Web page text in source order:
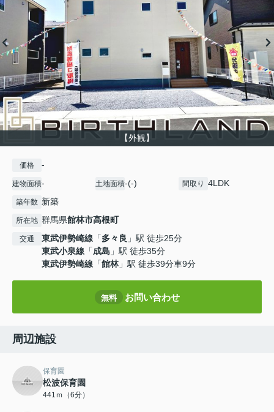
【外観】
価格 -
建物面積- 土地面積-(-) 間取り 4LDK
築年数 新築
所在地 群馬県館林市高根町
交通 東武伊勢崎線 「多々良 」駅 徒歩25分
東武小泉線 「成島 」駅 徒歩35分
東武伊勢崎線 「館林」駅 徒歩39分車9分
無料 お問い合わせ
周辺施設
保育園
松波保育園
441ｍ（6分）